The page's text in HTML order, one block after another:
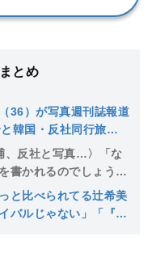
とめ
36）が写真週刊誌報道
韓国・反社同行旅行
」でも…「あれから初
した」
、反社と写真…〉「な
書かれるのでしょう
定外”な回答が！ “赤
と比べられてる辻希美
バルじゃない」「『I